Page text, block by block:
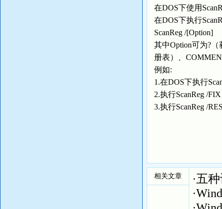
在DOS下使用
在DOS下执行
ScanReg /[Option]
其中Option可为?
册表）、
例如:
1.在DOS下执行
2.执行ScanReg /
3.执行ScanReg /
相关文章 ·五
·